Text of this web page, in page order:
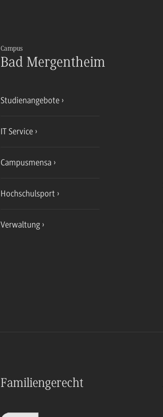
Campus
Bad Mergentheim
Studienangebote
IT Service
Campusmensa
Hochschulsport
Verwaltung
Familiengerecht